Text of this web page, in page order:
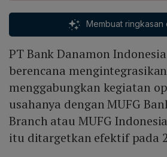
Membuat ringkasan
PT Bank Danamon
berencana
menggabungkan kegiatan
usahanya dengan MUFG
Branch atau MUFG
itu ditargetkan efektif pada